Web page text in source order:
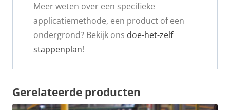
Meer weten over een specifieke
applicatiemethode, een product of een
ondergrond? Bekijk ons doe-het-zelf
stappenplan!
Gerelateerde producten